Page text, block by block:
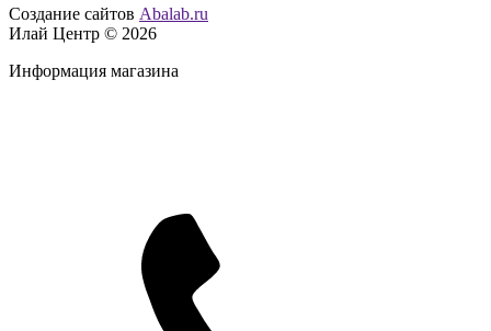
Создание сайтов Abalab.ru
Илай Центр © 2026
Информация магазина